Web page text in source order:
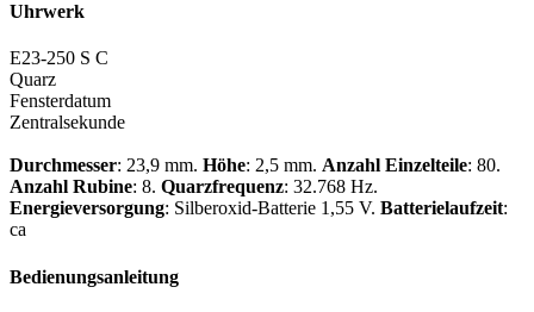
Uhrwerk
E23-250 S C
Quarz
Fensterdatum
Zentralsekunde
Durchmesser: 23,9 mm. Höhe: 2,5 mm. Anzahl Einzelteile: 80.
Anzahl Rubine: 8. Quarzfrequenz: 32.768 Hz.
Energieversorgung: Silberoxid-Batterie 1,55 V. Batterielaufzeit:
ca
Bedienungsanleitung